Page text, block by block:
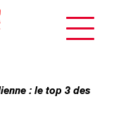
: le top 3 des